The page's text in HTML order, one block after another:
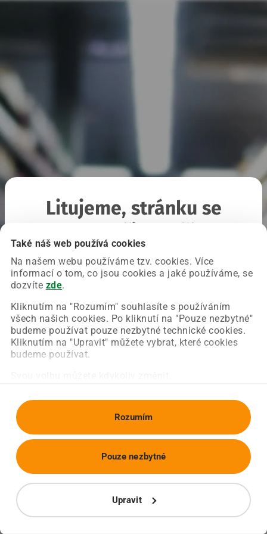
Také náš web používá cookies
Na našem webu používáme tzv. cookies. Více
informací o tom, co jsou cookies a jaké používáme, se
dozvíte zde.
Kliknutím na "Rozumím" souhlasíte s používáním
všech našich cookies. Po kliknutí na "Pouze nezbytné"
budeme používat pouze nezbytné technické cookies.
Kliknutím na "Upravit" můžete vybrat, které cookies
budeme používat.
Rozumím
Upravit
Pouze nezbytné
Litujeme, stránku se
Chyba nastala na naší straně a už ji opravujeme.
Zkuste prosím znovu načíst požadovanou stránku.
Obnovit stránku Úvodní strana